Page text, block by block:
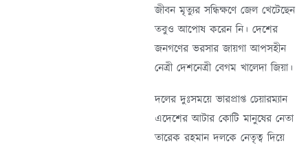
জীবন মৃত্যুর সন্ধিক্ষণে জেল খেটেছেন
তবুও আপোষ করেন নি। দেশের
জনগণের ভরসার জায়গা আপসহীন
নেত্রী দেশনেত্রী বেগম খালেদা জিয়া।
দলের দুঃসময়ে ভারপ্রাপ্ত চেয়ারম্যান
এদেশের আটার কোটি মানুষের নেতা
তারেক রহমান দলকে নেতৃত্ব দিয়ে